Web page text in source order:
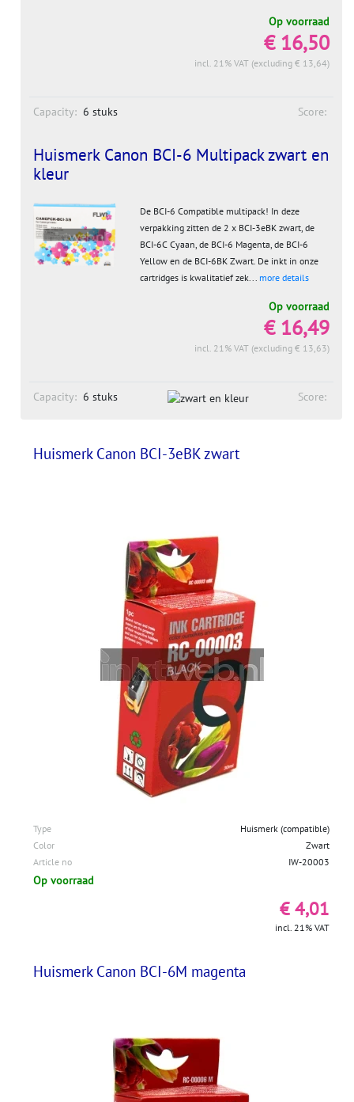
Op voorraad
€ 16,50
incl. 21% VAT (excluding € 13,64)
Capacity: 6 stuks Score:
Huismerk Canon BCI-6 Multipack zwart en
kleur
De BCI-6 Compatible multipack! In deze
verpakking zitten de 2 x BCI-3eBK zwart, de
BCI-6C Cyaan, de BCI-6 Magenta, de BCI-6
Yellow en de BCI-6BK Zwart. De inkt in onze
cartridges is kwalitatief zek... more details
Op voorraad
€ 16,49
incl. 21% VAT (excluding € 13,63)
Capacity: 6 stuks Score:
Huismerk Canon BCI-3eBK zwart
Type
Huismerk (compatible)
Color
Zwart
Article no
IW-20003
Op voorraad
€ 4,01
incl. 21% VAT
Huismerk Canon BCI-6M magenta